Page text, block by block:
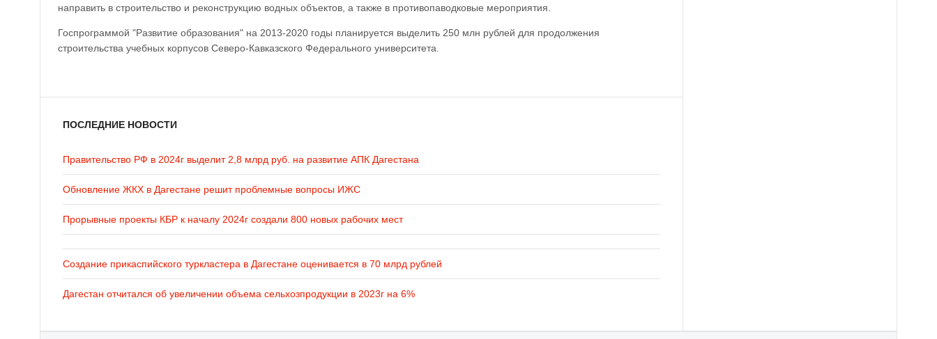
направить в строительство и реконструкцию водных объектов, а также в противопаводковые мероприятия.
Госпрограммой "Развитие образования" на 2013-2020 годы планируется выделить 250 млн рублей для продолжения
строительства учебных корпусов Северо-Кавказского Федерального университета.
ПОСЛЕДНИЕ НОВОСТИ
Правительство РФ в 2024г выделит 2,8 млрд руб. на развитие АПК Дагестана
Обновление ЖКХ в Дагестане решит проблемные вопросы ИЖС
Прорывные проекты КБР к началу 2024г создали 800 новых рабочих мест
Создание прикаспийского туркластера в Дагестане оценивается в 70 млрд рублей
Дагестан отчитался об увеличении объема сельхозпродукции в 2023г на 6%